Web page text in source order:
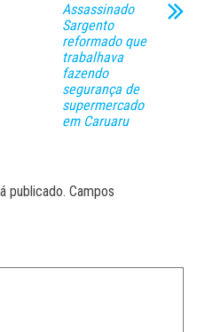
Assassinado
Sargento
reformado que
trabalhava
fazendo
segurança de
supermercado
em Caruaru
publicado. Campos